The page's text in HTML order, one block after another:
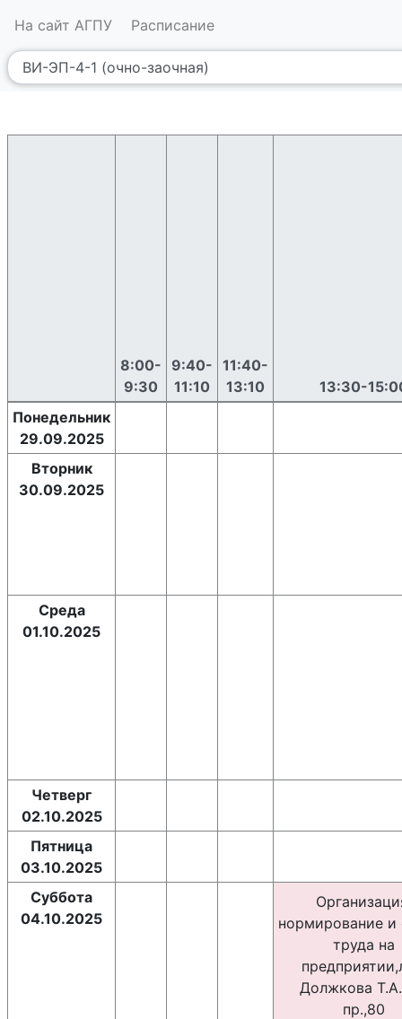
На сайт АГПУ Расписание
8:00-
9:30
9:40-
11:10
11:40-
13:10
13:30-
Понедельник
29.09.2025
Вторник
30.09.2025
Среда
01.10.2025
Четверг
02.10.2025
Пятница
03.10.2025
Суббота
04.10.2025
нормирование и
труда на
Должкова
пр.,80